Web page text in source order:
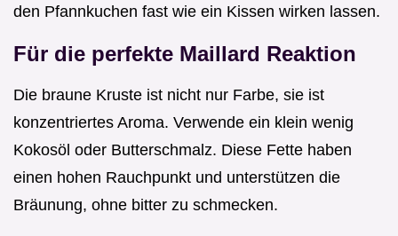
den Pfannkuchen fast wie ein Kissen wirken lassen.
Für die perfekte Maillard Reaktion
Die braune Kruste ist nicht nur Farbe, sie ist
konzentriertes Aroma. Verwende ein klein wenig
Kokosöl oder Butterschmalz. Diese Fette haben
einen hohen Rauchpunkt und unterstützen die
Bräunung, ohne bitter zu schmecken.